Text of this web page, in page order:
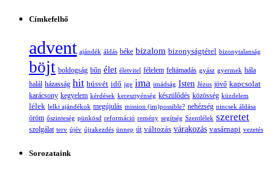
Címkefelhő
advent ajándék áldás béke bizalom bizonyságtétel bizonytalanság
böjt boldogság bűn élet életvitel félelem feltámadás gyász gyermek hála
halál házasság hit húsvét idő ige ima imádság Isten Jézus jövő kapcsolat
karácsony kegyelem kérdések keresztyénség készülődés közösség küzdelem
lélek lelki ajándékok megújulás mission (im)possible? nehézség nincsek áldása
öröm őszinteség pünkösd reformáció remény segítség Szentlélek szeretet
szolgálat terv újév újrakezdés ünnep út változás várakozás vasárnapi vezetés
Sorozataink